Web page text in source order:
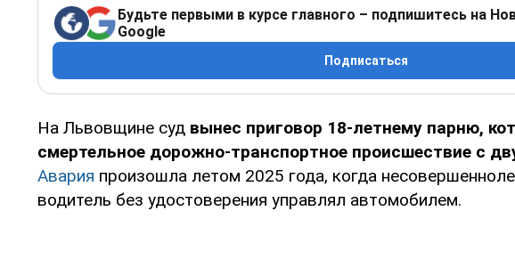
Будьте первыми в курсе главного – подпишитесь на
Google
Подписаться
На Львовщине суд вынес приговор 18-летнему парню,
смертельное дорожно-транспортное происшествие с
Авария произошла летом 2025 года, когда
водитель без удостоверения управлял автомобилем.